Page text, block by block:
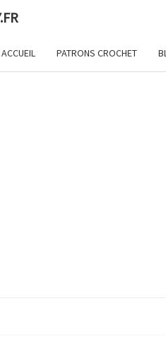
ACCUEIL PATRONS CROCHET